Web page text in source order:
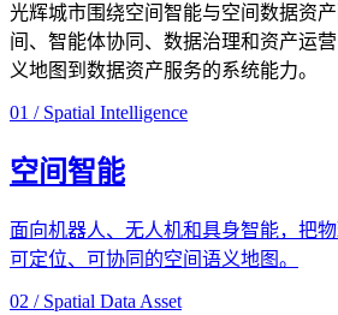
光辉城市围绕空间智能与空间数据资
间、智能体协同、数据治理和资产运
义地图到数据资产服务的系统能力。
01 / Spatial Intelligence
空间智能
面向机器人、无人机和具身智能，把
可定位、可协同的空间语义地图。
02 / Spatial Data Asset